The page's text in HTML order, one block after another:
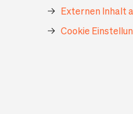
Externen Inhalt
Cookie